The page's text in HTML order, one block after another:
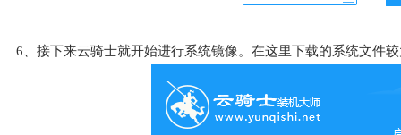
6、接下来云骑士就开始进行系统镜像。在这里下载的系统文件